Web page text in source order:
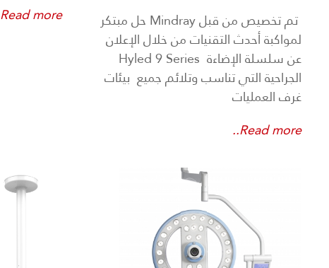
تم تخصيص من قبل Mindray حل مبتكر
لمواكبة أحدث التقنيات من خلال الإعلان
عن سلسلة الإضاءة Hyled 9 Series
الجراحية التي تناسب وتلائم جميع بيئات
غرف العمليات
Read more..
Read more..